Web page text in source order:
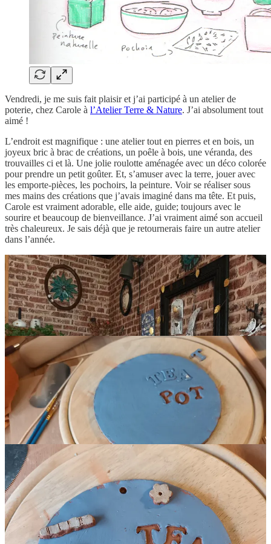
Vendredi, je me suis fait plaisir et j’ai participé à un atelier de
poterie, chez Carole à l’Atelier Terre & Nature. J’ai absolument tout
aimé !
L’endroit est magnifique : une atelier tout en pierres et en bois, un
joyeux bric à brac de créations, un poêle à bois, une véranda, des
trouvailles ci et là. Une jolie roulotte aménagée avec un déco colorée
pour prendre un petit goûter. Et, s’amuser avec la terre, jouer avec
les emporte-pièces, les pochoirs, la peinture. Voir se réaliser sous
mes mains des créations que j’avais imaginé dans ma tête. Et puis,
Carole est vraiment adorable, elle aide, guide; toujours avec le
sourire et beaucoup de bienveillance. J’ai vraiment aimé son accueil
très chaleureux. Je sais déjà que je retournerais faire un autre atelier
dans l’année.